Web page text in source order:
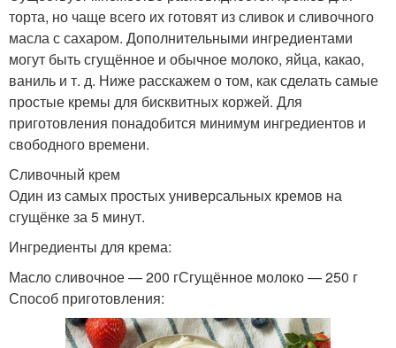
торта, но чаще всего их готовят из сливок и сливочного
масла с сахаром. Дополнительными ингредиентами
могут быть сгущённое и обычное молоко, яйца, какао,
ваниль и т. д. Ниже расскажем о том, как сделать самые
простые кремы для бисквитных коржей. Для
приготовления понадобится минимум ингредиентов и
свободного времени.
Сливочный крем
Один из самых простых универсальных кремов на
сгущёнке за 5 минут.
Ингредиенты для крема:
Масло сливочное — 200 гСгущённое молоко — 250 г
Способ приготовления: